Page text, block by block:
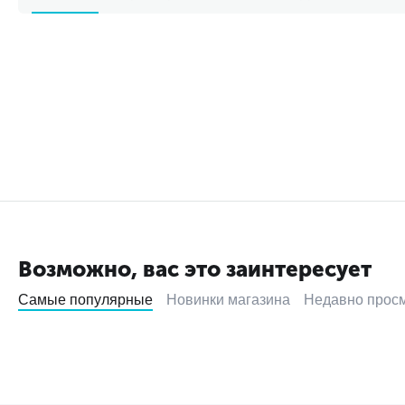
Возможно, вас это заинтересует
Самые популярные Новинки магазина Недавно